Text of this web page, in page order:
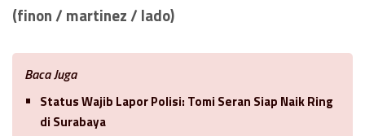
(finon / martinez / lado)
Baca Juga
Status Wajib Lapor Polisi: Tomi Seran Siap Naik Ring
di Surabaya